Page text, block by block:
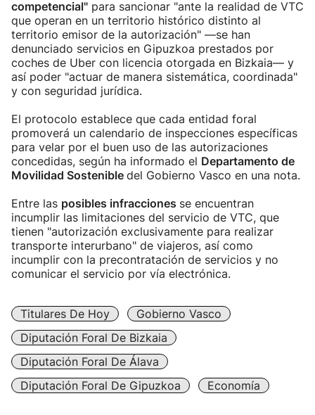
competencial" para sancionar "ante la realidad de VTC
que operan en un territorio histórico distinto al
territorio emisor de la autorización" —se han
denunciado servicios en Gipuzkoa prestados por
coches de Uber con licencia otorgada en Bizkaia— y
así poder "actuar de manera sistemática, coordinada"
y con seguridad jurídica.
El protocolo establece que cada entidad foral
promoverá un calendario de inspecciones específicas
para velar por el buen uso de las autorizaciones
concedidas, según ha informado el Departamento de
Movilidad Sostenible del Gobierno Vasco en una nota.
Entre las posibles infracciones se encuentran
incumplir las limitaciones del servicio de VTC, que
tienen "autorización exclusivamente para realizar
transporte interurbano" de viajeros, así como
incumplir con la precontratación de servicios y no
comunicar el servicio por vía electrónica.
Titulares De Hoy
Gobierno Vasco
Diputación Foral De Bizkaia
Diputación Foral De Álava
Diputación Foral De Gipuzkoa
Economía